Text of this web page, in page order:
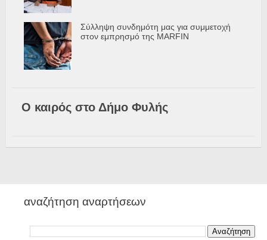
Σύλληψη συνδημότη μας για συμμετοχή
στον εμπρησμό της MARFIN
Ο καιρός στο Δήμο Φυλής
αναζήτηση αναρτήσεων